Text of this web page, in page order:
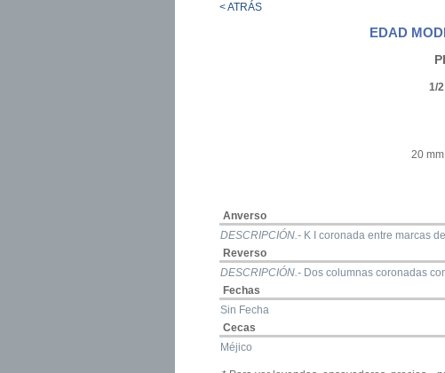
< ATRÁS
EDAD
1/
20
Anverso
DESCRIPCIÓN.- K I coronada entre marcas
Reverso
DESCRIPCIÓN.- Dos columnas coronadas
Fechas
Sin Fecha
Cecas
Méjico